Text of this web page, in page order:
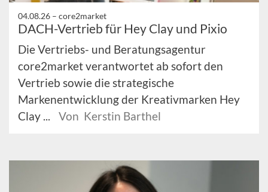
04.08.26 – core2market
DACH-Vertrieb für Hey Clay und Pixio
Die Vertriebs- und Beratungsagentur
core2market verantwortet ab sofort den
Vertrieb sowie die strategische
Markenentwicklung der Kreativmarken Hey
Clay ...
Von Kerstin Barthel